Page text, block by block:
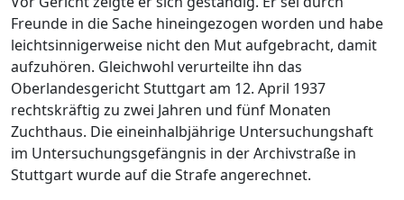
Freunde in die Sache hineingezogen worden und habe
leichtsinnigerweise nicht den Mut aufgebracht, damit
aufzuhören. Gleichwohl verurteilte ihn das
Oberlandesgericht Stuttgart am 12. April 1937
rechtskräftig zu zwei Jahren und fünf Monaten
Zuchthaus. Die eineinhalbjährige Untersuchungshaft
im Untersuchungsgefängnis in der Archivstraße in
Stuttgart wurde auf die Strafe angerechnet.